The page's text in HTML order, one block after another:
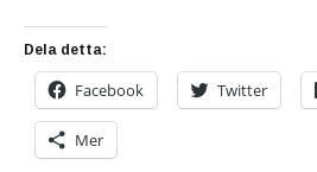
Dela detta:
Facebook Twitter
Mer